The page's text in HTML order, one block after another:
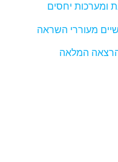
המלאה